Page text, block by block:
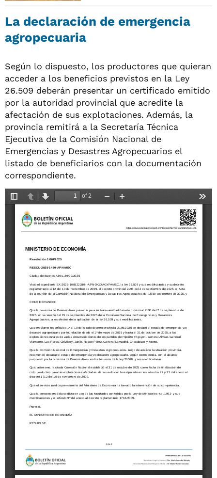
La declaración de emergencia
agropecuaria
Según lo dispuesto, los productores que quieran
acceder a los beneficios previstos en la Ley
26.509 deberán presentar un certificado emitido
por la autoridad provincial que acredite la
afectación de sus explotaciones. Además, la
provincia remitirá a la Secretaría Técnica
Ejecutiva de la Comisión Nacional de
Emergencias y Desastres Agropecuarios el
listado de beneficiarios con la documentación
correspondiente.